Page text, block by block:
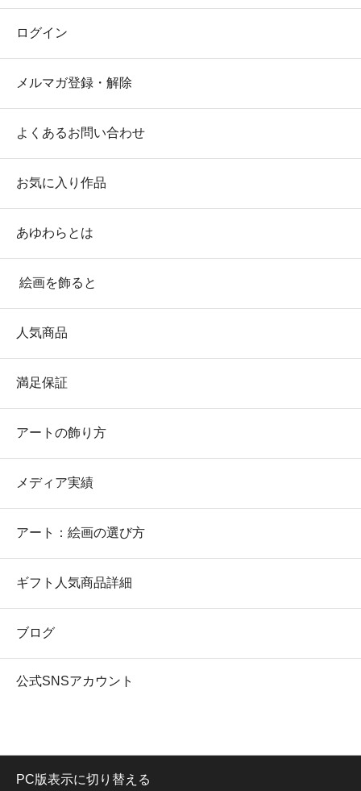
ログイン
メルマガ登録・解除
よくあるお問い合わせ
お気に入り作品
あゆわらとは
絵画を飾ると
人気商品
満足保証
アートの飾り方
メディア実績
アート：絵画の選び方
ギフト人気商品詳細
ブログ
公式SNSアカウント
PC版表示に切り替える